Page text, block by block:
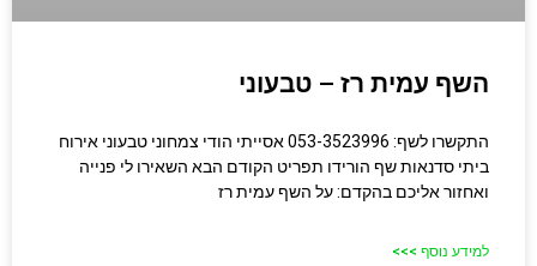
השף עמית רז – טבעוני
התקשרו לשף: 053-3523996 אסייתי הודי צמחוני טבעוני אירוח
ביתי סדנאות שף הורידו תפריט הקודם הבא השאירו לי פנייה
ואחזור אליכם בהקדם: על השף עמית רז
למידע נוסף >>>